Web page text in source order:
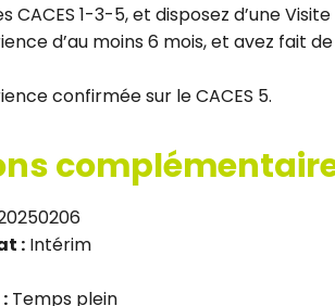
CACES 1-3-5, et disposez d’une
d’au moins 6 mois, et avez fait
confirmée sur le CACES 5.
: Intérim
Temps plein